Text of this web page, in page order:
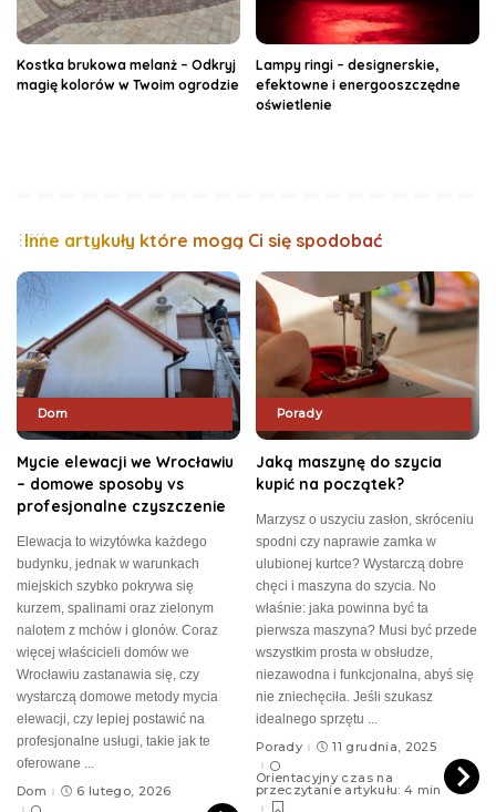
Kostka brukowa melanż – Odkryj
magię kolorów w Twoim ogrodzie
Lampy ringi – designerskie,
efektowne i energooszczędne
oświetlenie
Inne artykuły które mogą Ci się spodobać
Dom
Mycie elewacji we Wrocławiu
– domowe sposoby vs
profesjonalne czyszczenie
Elewacja to wizytówka każdego
budynku, jednak w warunkach
miejskich szybko pokrywa się
kurzem, spalinami oraz zielonym
nalotem z mchów i glonów. Coraz
więcej właścicieli domów we
Wrocławiu zastanawia się, czy
wystarczą domowe metody mycia
elewacji, czy lepiej postawić na
profesjonalne usługi, takie jak te
oferowane
Dom
6 lutego, 2026
Porady
Jaką maszynę do szycia
kupić na początek?
Marzysz o uszyciu zasłon, skróceniu
spodni czy naprawie zamka w
ulubionej kurtce? Wystarczą dobre
chęci i maszyna do szycia. No
właśnie: jaka powinna być ta
pierwsza maszyna? Musi być przede
wszystkim prosta w obsłudze,
niezawodna i funkcjonalna, abyś się
nie zniechęciła. Jeśli szukasz
idealnego sprzętu
Porady
11 grudnia, 2025
Orientacyjny czas na
przeczytanie artykułu: 4 min